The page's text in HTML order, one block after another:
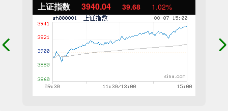
上证指数 3940.04 39.68 1.02%